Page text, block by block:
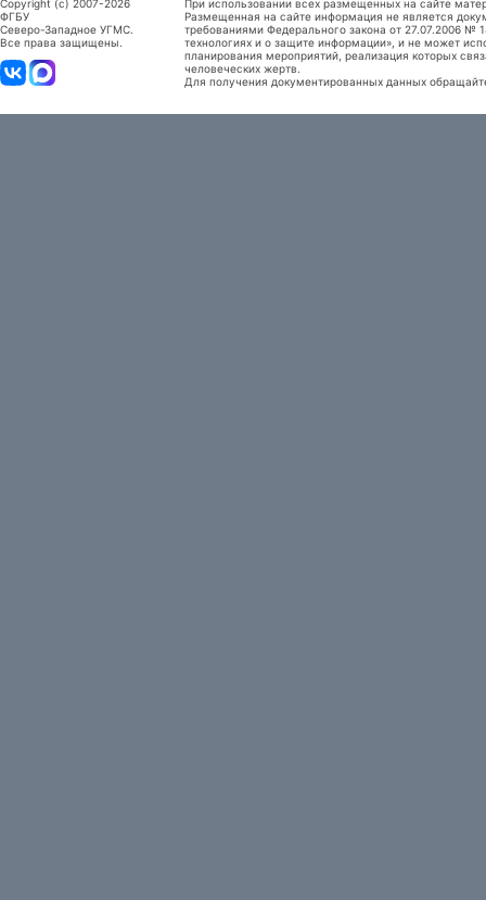
Copyright (c) 2007-2026
ФГБУ
Северо-Западное УГМС.
Все права защищены.
При использовании всех размещенных на сайте
Размещенная на сайте информация не является
требованиями Федерального закона от 27.07.2006
технологиях и о защите информации», и не может
планирования мероприятий, реализация которых
человеческих жертв.
Для получения документированных данных